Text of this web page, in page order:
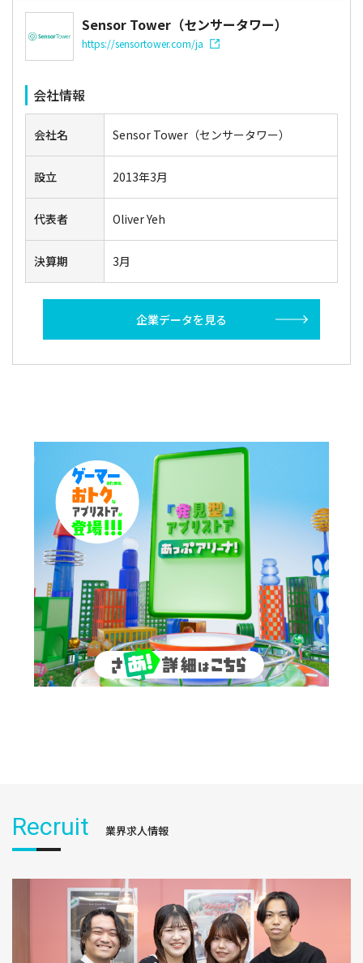
Sensor Tower（センサータワー）
https://sensortower.com/ja
会社情報
会社名 Sensor Tower（センサータワー）
設立 2013年3月
代表者 Oliver Yeh
決算期 3月
企業データを見る
Recruit 業界求人情報